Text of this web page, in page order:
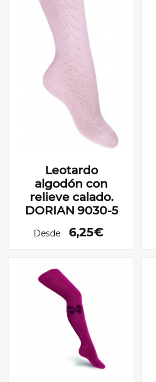
Leotardo
algodón con
relieve calado.
DORIAN 9030-5
Desde 6,25€